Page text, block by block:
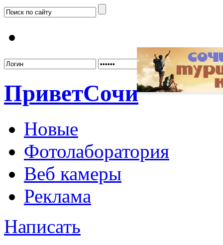
ПриветСочи
Новые
Фотолаборатория
Веб камеры
Реклама
Написать